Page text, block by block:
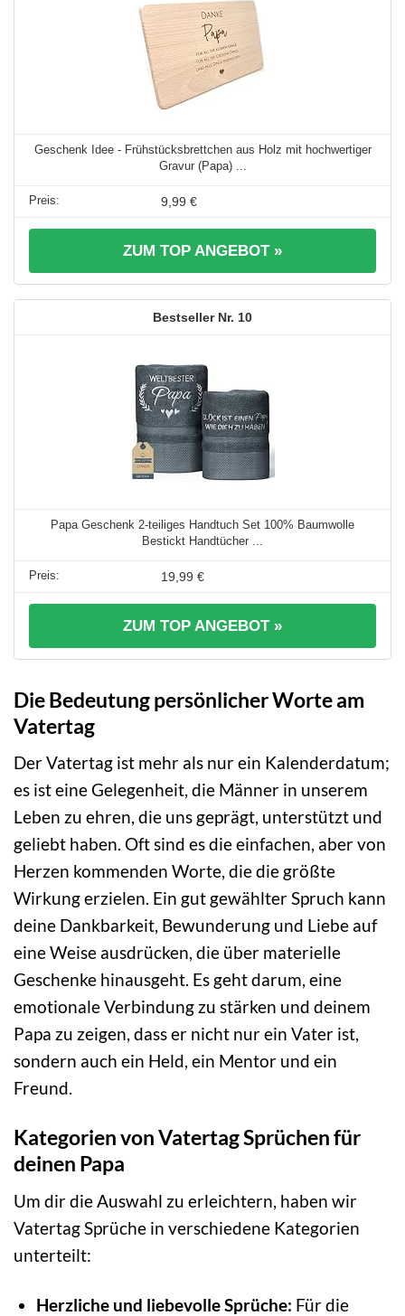
Geschenk Idee - Frühstücksbrettchen aus Holz mit hochwertiger
Gravur (Papa) ...
9,99 €
ZUM TOP ANGEBOT »
10
Papa Geschenk 2-teiliges Handtuch Set 100% Baumwolle
Bestickt Handtücher ...
19,99 €
ZUM TOP ANGEBOT »
Die Bedeutung persönlicher Worte am
Vatertag
Der Vatertag ist mehr als nur ein Kalenderdatum;
es ist eine Gelegenheit, die Männer in unserem
Leben zu ehren, die uns geprägt, unterstützt und
geliebt haben. Oft sind es die einfachen, aber von
Herzen kommenden Worte, die die größte
Wirkung erzielen. Ein gut gewählter Spruch kann
deine Dankbarkeit, Bewunderung und Liebe auf
eine Weise ausdrücken, die über materielle
Geschenke hinausgeht. Es geht darum, eine
emotionale Verbindung zu stärken und deinem
Papa zu zeigen, dass er nicht nur ein Vater ist,
sondern auch ein Held, ein Mentor und ein
Freund.
Kategorien von Vatertag Sprüchen für
deinen Papa
Um dir die Auswahl zu erleichtern, haben wir
Vatertag Sprüche in verschiedene Kategorien
unterteilt:
Herzliche und liebevolle Sprüche: Für die